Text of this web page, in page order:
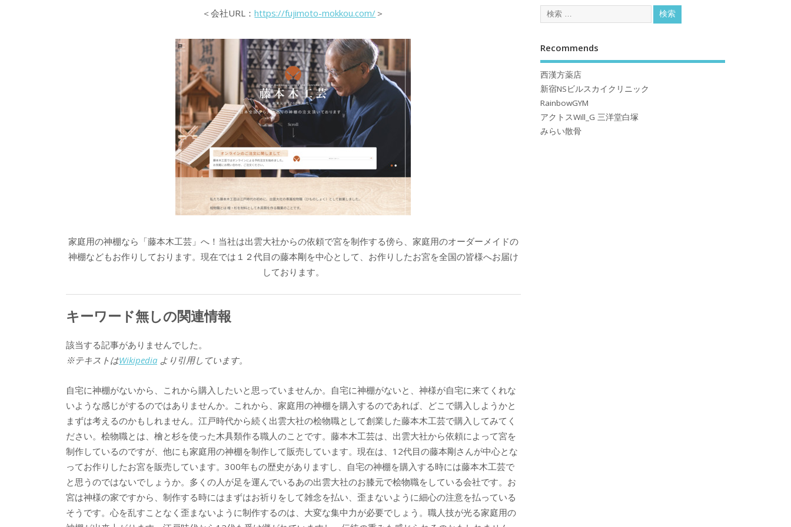
＜会社URL：https://fujimoto-mokkou.com/＞
家庭用の神棚なら「藤本木工芸」へ！当社は出雲大社からの依頼で宮を制作する傍ら、家庭用のオーダーメイドの
神棚などもお作りしております。現在では１２代目の藤本剛を中心として、お作りしたお宮を全国の皆様へお届け
しております。
キーワード無しの関連情報
該当する記事がありませんでした。
※テキストはWikipedia より引用しています。
自宅に神棚がないから、これから購入したいと思っていませんか。自宅に神棚がないと、神様が自宅に来てくれな
いような感じがするのではありませんか。これから、家庭用の神棚を購入するのであれば、どこで購入しようかと
まずは考えるのかもしれません。江戸時代から続く出雲大社の桧物職として創業した藤本木工芸で購入してみてく
ださい。桧物職とは、檜と杉を使った木具類作る職人のことです。藤本木工芸は、出雲大社から依頼によって宮を
制作しているのですが、他にも家庭用の神棚を制作して販売しています。現在は、12代目の藤本剛さんが中心とな
ってお作りしたお宮を販売しています。300年もの歴史がありますし、自宅の神棚を購入する時には藤本木工芸で
と思うのではないでしょうか。多くの人が足を運んでいるあの出雲大社のお膝元で桧物職をしている会社です。お
宮は神様の家ですから、制作する時にはまずはお祈りをして雑念を払い、歪まないように細心の注意を払っている
そうです。心を乱すことなく歪まないように制作するのは、大変な集中力が必要でしょう。職人技が光る家庭用の
Recommends
西漢方薬店
新宿NSビルスカイクリニック
RainbowGYM
アクトスWill_G 三洋堂白塚
みらい散骨